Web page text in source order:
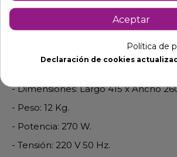
PROFESIONAL 448306
de trabajo con carcasa de acero.
- Dimensiones: Largo 415 x Ancho
- Peso: 12 Kg.
- Potencia: 270 W.
- Tensión: 220 V 50 Hz.
Aceptar
Política de
Declaración de cookies